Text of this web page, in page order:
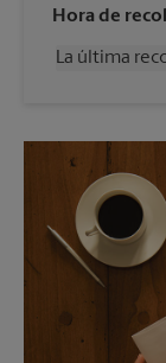
Miércoles
Viernes
Lunes
Martes
Hora de
La última
Viernes
Sábado
Domingo
Lunes
Martes